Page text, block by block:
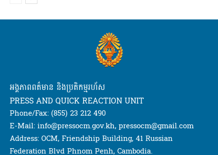
អង្គភាពពត៌មាន និងប្រតិកម្មរហ័ស
PRESS AND QUICK REACTION UNIT
Phone/Fax: (855) 23 212 490
E-Mail: info@pressocm.gov.kh, pressocm@gmail.com
Address: OCM, Friendship Building, 41 Russian
Federation Blvd Phnom Penh, Cambodia.